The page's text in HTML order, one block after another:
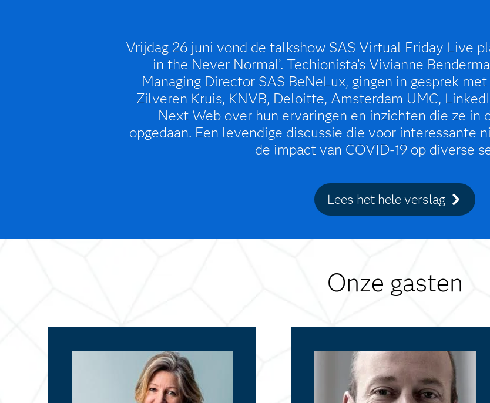
Vrijdag 26 juni vond de talkshow SAS Virtual Friday Live
in the Never Normal’. Techionista’s Vivianne
Managing Director SAS BeNeLux, gingen in gesprek
Zilveren Kruis, KNVB, Deloitte, Amsterdam UMC,
Next Web over hun ervaringen en inzichten die ze in
opgedaan. Een levendige discussie die voor interessante
de impact van COVID-19 op diverse
Lees het hele verslag
Onze gasten